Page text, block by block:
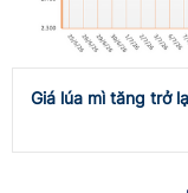
Giá lúa mì tăng trở